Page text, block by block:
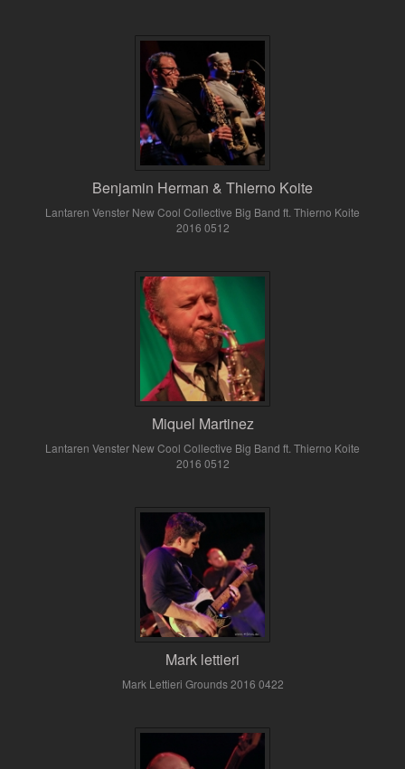
Benjamin Herman & Thierno Koite
Lantaren Venster New Cool Collective Big Band ft. Thierno Koite
2016 0512
Miquel Martinez
Lantaren Venster New Cool Collective Big Band ft. Thierno Koite
2016 0512
Mark lettieri
Mark Lettieri Grounds 2016 0422